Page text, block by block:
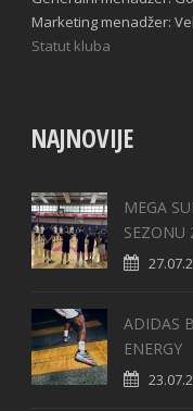
Marketing menadžer:
Statut kluba
NAJNOVIJE
MEGA
SEZONU
ADIDAS
ENERGY